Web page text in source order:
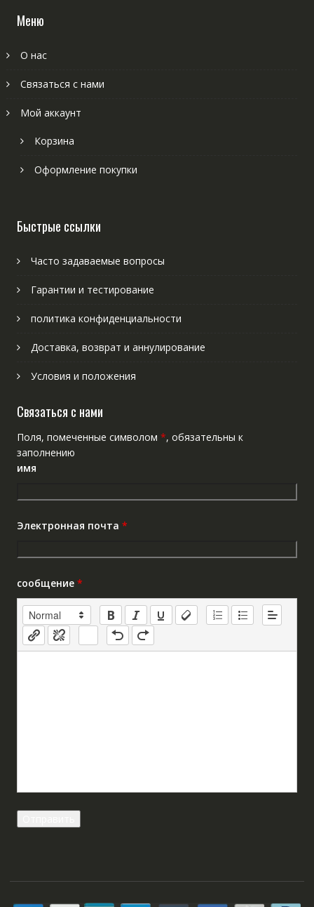
Меню
О нас
Связаться с нами
Мой аккаунт
Корзина
Оформление покупки
Быстрые ссылки
Часто задаваемые вопросы
Гарантии и тестирование
политика конфиденциальности
Доставка, возврат и аннулирование
Условия и положения
Связаться с нами
Поля, помеченные символом *, обязательны к
заполнению
имя
Электронная почта *
сообщение *